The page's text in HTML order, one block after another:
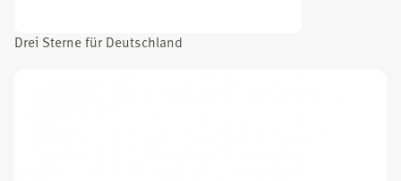
Drei Ster­ne für Deutsch­land